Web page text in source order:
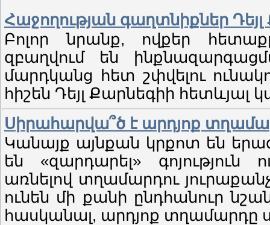
Հաջողության գաղտնիքներ
Բոլոր նրանք, ովքեր
զբաղվում են
մարդկանց հետ շփվելու
հիշեն Դեյլ Քարնեգիի հետևյալ
Սիրահարվա՞ծ է արդյոք
Կանայք այնքան կրքոտ են
են «զարդարել» գոյություն
առնելով տղամարդու
ունեն մի քանի ընդհանուր
հասկանալ, արդյոք տղամարդը